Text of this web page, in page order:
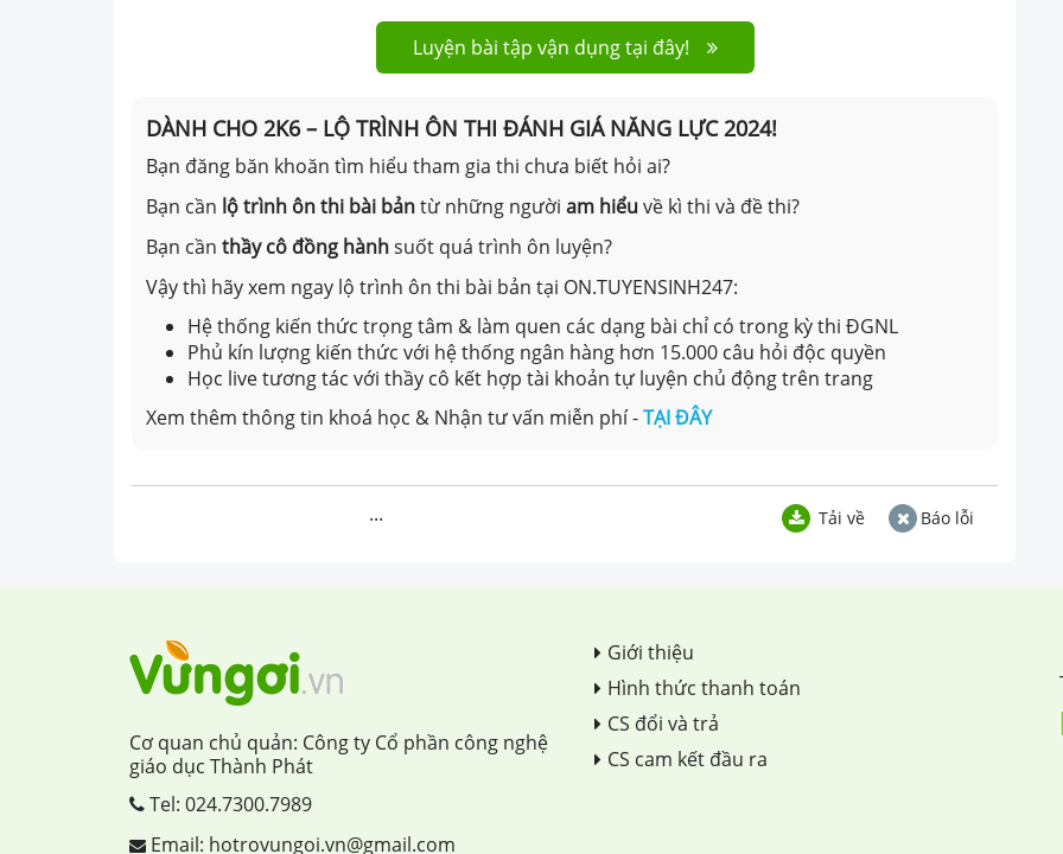
Luyện bài tập vận dụng tại đây!
DÀNH CHO 2K6 – LỘ TRÌNH ÔN THI ĐÁNH GIÁ NĂNG LỰC 2024!
Bạn đăng băn khoăn tìm hiểu tham gia thi chưa biết hỏi ai?
Bạn cần lộ trình ôn thi bài bảntừ những người am hiểuvề kì thi và đề thi?
Bạn cần thầy cô đồng hànhsuốt quá trình ôn luyện?
Vậy thì hãy xem ngay lộ trình ôn thi bài bản tại ON.TUYENSINH247:
Hệ thống kiến thức trọng tâm & làm quen các dạng bài chỉ có trong kỳ thi ĐGNL
Phủ kín lượng kiến thức với hệ thống ngân hàng hơn 15.000 câu hỏi độc quyền
Học live tương tác với thầy cô kết hợp tài khoản tự luyện chủ động trên trang
Xem thêm thông tin khoá học & Nhận tư vấn miễn phí -TẠI ĐÂY
... Tải về Báo lỗi
Cơ quan chủ quản: Công ty Cổ phần công nghệ
giáo dục Thành Phát
Tel: 024.7300.7989
Email: hotrovungoi.vn@gmail.com
Giới thiệu
Hình thức thanh toán
CS đổi và trả
CS cam kết đầu ra